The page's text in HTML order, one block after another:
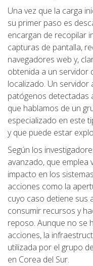
Una vez que la carga
su primer paso es
encargan de recopilar
capturas de pantalla,
navegadores web y,
obtenida a un servidor
localizado. Un servidor
patógenos detectadas
que hablamos de un
especializado en este
y que puede estar
Según los
avanzado, que emplea
impacto en los
acciones como la
cuyo caso detiene sus
consumir recursos y
reposo. Aunque no se
acciones, la
utilizada por el grupo
en Corea del Sur.